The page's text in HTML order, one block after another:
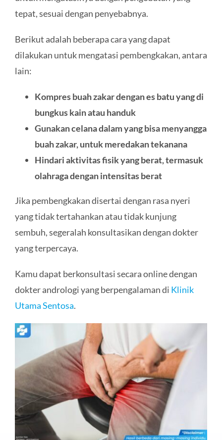
tepat, sesuai dengan penyebabnya.
Berikut adalah beberapa cara yang dapat
dilakukan untuk mengatasi pembengkakan, antara
lain:
Kompres buah zakar dengan es batu yang di
bungkus kain atau handuk
Gunakan celana dalam yang bisa menyangga
buah zakar, untuk meredakan tekanana
Hindari aktivitas fisik yang berat, termasuk
olahraga dengan intensitas berat
Jika pembengkakan disertai dengan rasa nyeri
yang tidak tertahankan atau tidak kunjung
sembuh, segeralah konsultasikan dengan dokter
yang terpercaya.
Kamu dapat berkonsultasi secara online dengan
dokter andrologi yang berpengalaman di Klinik
Utama Sentosa.